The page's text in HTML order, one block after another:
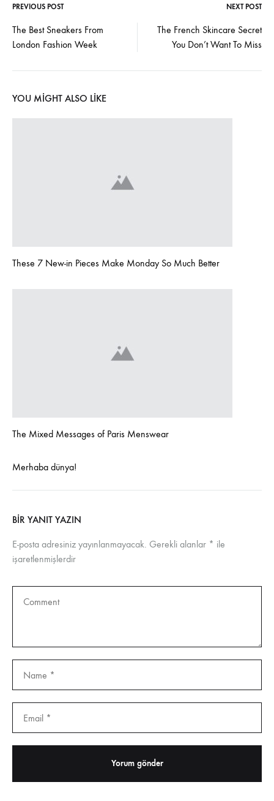
Post
PREVIOUS POST NEXT POST
The Best Sneakers From
London Fashion Week
The French Skincare Secret
You Don’t Want To Miss
YOU MIGHT ALSO LIKE
These 7 New-in Pieces Make Monday So Much Better
The Mixed Messages of Paris Menswear
Merhaba dünya!
BIR YANIT YAZIN
E-posta adresiniz yayınlanmayacak. Gerekli alanlar * ile
işaretlenmişlerdir